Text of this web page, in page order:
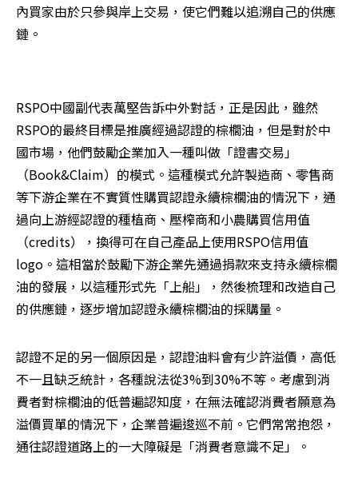
內買家由於只參與岸上交易，使它們難以追溯自己的供應
鏈。
RSPO中國副代表萬堅告訴中外對話，正是因此，雖然
RSPO的最終目標是推廣經過認證的棕櫚油，但是對於中
國市場，他們鼓勵企業加入一種叫做「證書交易」
（Book&Claim）的模式。這種模式允許製造商、零售商
等下游企業在不實質性購買認證永續棕櫚油的情況下，通
過向上游經認證的種植商、壓榨商和小農購買信用值
（credits），換得可在自己產品上使用RSPO信用值
logo。這相當於鼓勵下游企業先通過捐款來支持永續棕櫚
油的發展，以這種形式先「上船」，然後梳理和改造自己
的供應鏈，逐步增加認證永續棕櫚油的採購量。
認證不足的另一個原因是，認證油料會有少許溢價，高低
不一且缺乏統計，各種說法從3%到30%不等。考慮到消
費者對棕櫚油的低普遍認知度，在無法確認消費者願意為
溢價買單的情況下，企業普遍逡巡不前。它們常常抱怨，
通往認證道路上的一大障礙是「消費者意識不足」。